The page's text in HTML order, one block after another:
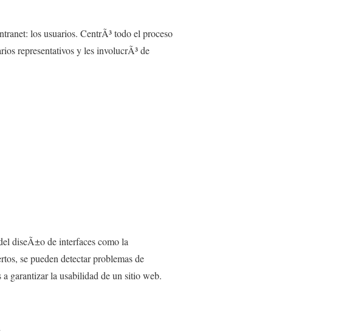
los usuarios. CentrÃ³ todo el proceso
representativos y les involucrÃ³ de
diseÃ±o de interfaces como la
se pueden detectar problemas de
garantizar la usabilidad de un sitio web.